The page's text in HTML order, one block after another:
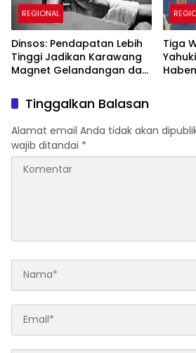
REGIONAL
Dinsos: Pendapatan Lebih
Tinggi Jadikan Karawang
Magnet Gelandangan dan
Daerah
Tiga
Tinggalkan Balasan
Alamat email Anda tidak akan
wajib ditandai *